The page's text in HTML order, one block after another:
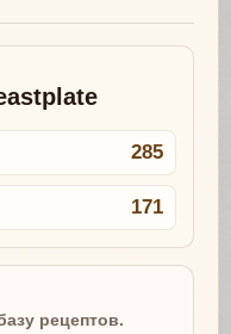
285
171
рецептов.